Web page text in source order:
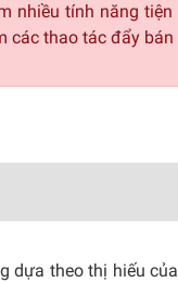
nhiều tính năng
các thao tác đẩy
dựa theo thị hiếu